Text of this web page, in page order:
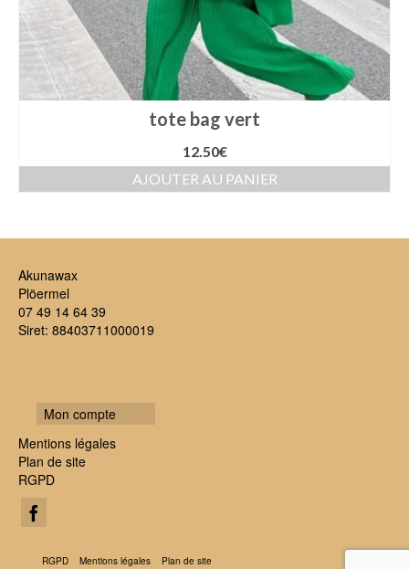
tote bag vert
12.50€
AJOUTER AU PANIER
Akunawax
Plöermel
07 49 14 64 39
Siret: 88403711000019
Mon compte
Mentions légales
Plan de site
RGPD
RGPD Mentions légales Plan de site